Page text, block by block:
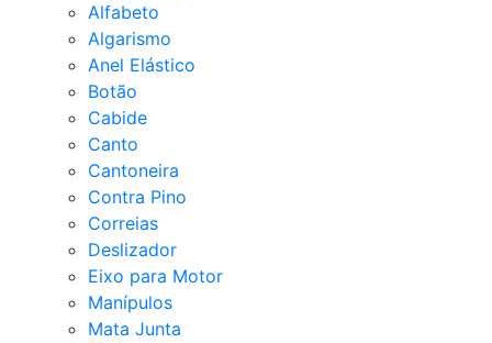
Alfabeto
Algarismo
Anel Elástico
Botão
Cabide
Canto
Cantoneira
Contra Pino
Correias
Deslizador
Eixo para Motor
Manípulos
Mata Junta